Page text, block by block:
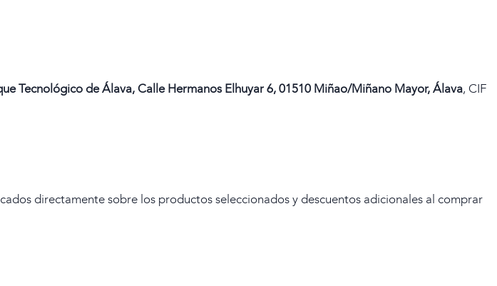
Tecnológico de Álava, Calle Hermanos Elhuyar 6, 01510 Miñao/Miñano Mayor, Álava, CIF
directamente sobre los productos seleccionados y descuentos adicionales al comprar